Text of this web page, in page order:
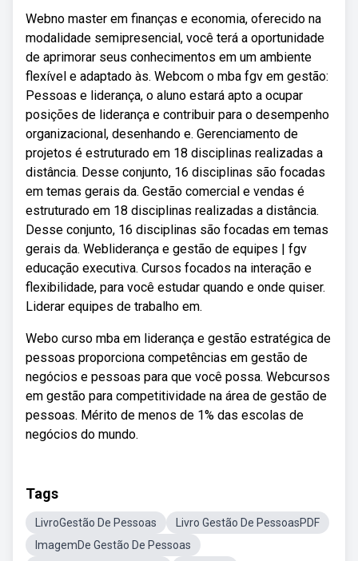
Webno master em finanças e economia, oferecido na
modalidade semipresencial, você terá a oportunidade
de aprimorar seus conhecimentos em um ambiente
flexível e adaptado às. Webcom o mba fgv em gestão:
Pessoas e liderança, o aluno estará apto a ocupar
posições de liderança e contribuir para o desempenho
organizacional, desenhando e. Gerenciamento de
projetos é estruturado em 18 disciplinas realizadas a
distância. Desse conjunto, 16 disciplinas são focadas
em temas gerais da. Gestão comercial e vendas é
estruturado em 18 disciplinas realizadas a distância.
Desse conjunto, 16 disciplinas são focadas em temas
gerais da. Webliderança e gestão de equipes | fgv
educação executiva. Cursos focados na interação e
flexibilidade, para você estudar quando e onde quiser.
Liderar equipes de trabalho em.
Webo curso mba em liderança e gestão estratégica de
pessoas proporciona competências em gestão de
negócios e pessoas para que você possa. Webcursos
em gestão para competitividade na área de gestão de
pessoas. Mérito de menos de 1% das escolas de
negócios do mundo.
Tags
LivroGestão De Pessoas
Livro Gestão De PessoasPDF
ImagemDe Gestão De Pessoas